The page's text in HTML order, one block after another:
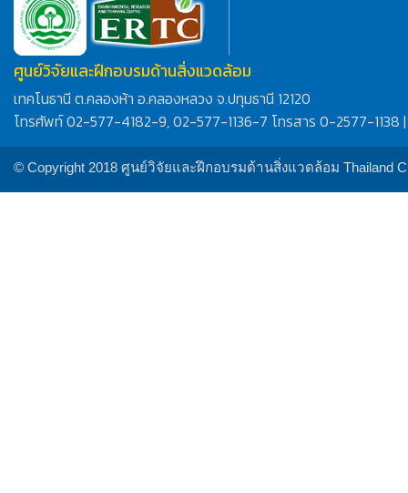
ศูนย์วิจัยและฝึกอบรมด้านสิ่งแวดล้อม
เทคโนธานี ต.คลองห้า อ.คลองหลวง จ.ปทุมธานี 12120
โทรศัพท์ 02-577-4182-9, 02-577-1136-7 โทรสาร 0-2577-1138
© Copyright 2018 ศูนย์วิจัยและฝึกอบรมด้านสิ่งแวดล้อม Thailand